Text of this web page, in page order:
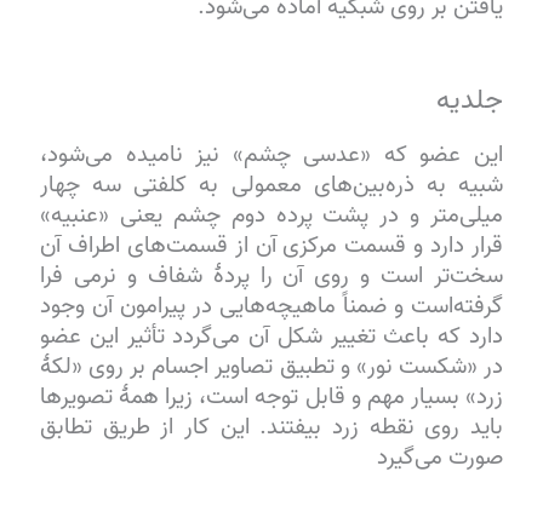
جلدیه
این عضو که «عدسی چشم» نیز نامیده می‌شود،
شبیه به ذره‌بین‌های معمولی به کلفتی سه چهار
میلی‌متر و در پشت پرده دوم چشم یعنی «عنبیه»
قرار دارد و قسمت مرکزی آن از قسمت‌های اطراف آن
سخت‌تر است و روی آن را پردهٔ شفاف و نرمی فرا
گرفته‌است و ضمناً ماهیچه‌هایی در پیرامون آن وجود
دارد که باعث تغییر شکل آن می‌گردد تأثیر این عضو
در «شکست نور» و تطبیق تصاویر اجسام بر روی «لکهٔ
زرد» بسیار مهم و قابل توجه است، زیرا همهٔ تصویرها
باید روی نقطه زرد بیفتند. این کار از طریق تطابق
صورت می‌گیرد